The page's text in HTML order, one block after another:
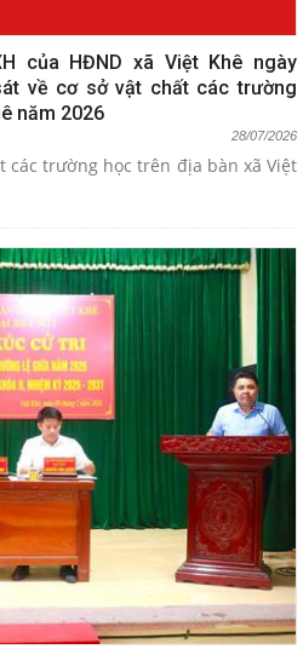
của HĐND xã Việt Khê ngày
về cơ sở vật chất các trường
năm 2026
28/07/2026